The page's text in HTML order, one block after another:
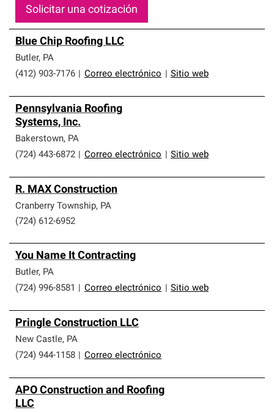
Solicitar una cotización
Blue Chip Roofing LLC
Butler, PA
(412) 903-7176
Correo electrónico Sitio web
Pennsylvania Roofing
Systems, Inc.
Bakerstown, PA
(724) 443-6872
Correo electrónico Sitio web
R. MAX Construction
Cranberry Township, PA
(724) 612-6952
You Name It Contracting
Butler, PA
(724) 996-8581
Correo electrónico Sitio web
Pringle Construction LLC
New Castle, PA
(724) 944-1158
Correo electrónico
APO Construction and Roofing
LLC